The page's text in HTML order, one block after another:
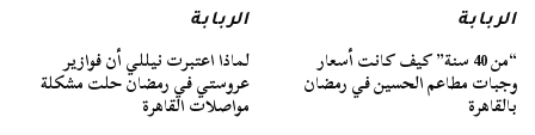
الربابة
“من 40 سنة” كيف كانت أسعار
وجبات مطاعم الحسين في رمضان
بالقاهرة
الربابة
لماذا اعتبرت نيللي أن فوازير
عروستي في رمضان حلت مشكلة
مواصلات القاهرة